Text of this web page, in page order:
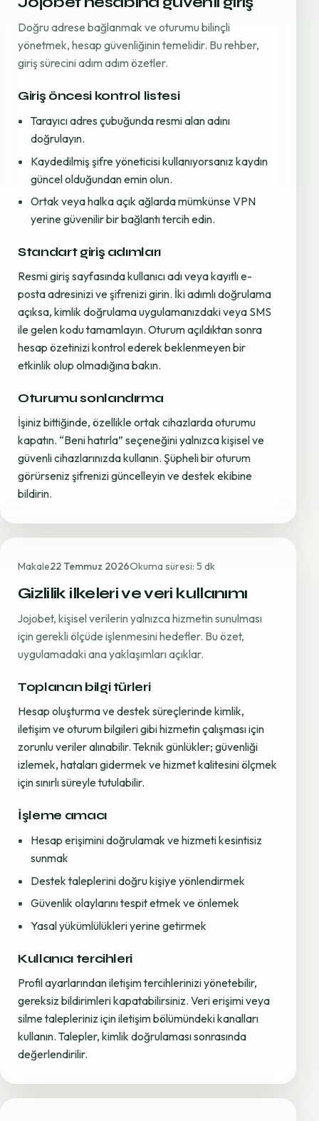
Doğru adrese bağlanmak ve oturumu bilinçli
yönetmek, hesap güvenliğinin temelidir. Bu rehber,
giriş sürecini adım adım özetler.
Giriş öncesi kontrol listesi
Tarayıcı adres çubuğunda resmi alan adını
doğrulayın.
Kaydedilmiş şifre yöneticisi kullanıyorsanız kaydın
güncel olduğundan emin olun.
Ortak veya halka açık ağlarda mümkünse VPN
yerine güvenilir bir bağlantı tercih edin.
Standart giriş adımları
Resmi giriş sayfasında kullanıcı adı veya kayıtlı e-
posta adresinizi ve şifrenizi girin. İki adımlı doğrulama
açıksa, kimlik doğrulama uygulamanızdaki veya SMS
ile gelen kodu tamamlayın. Oturum açıldıktan sonra
hesap özetinizi kontrol ederek beklenmeyen bir
etkinlik olup olmadığına bakın.
Oturumu sonlandırma
İşiniz bittiğinde, özellikle ortak cihazlarda oturumu
kapatın. “Beni hatırla” seçeneğini yalnızca kişisel ve
güvenli cihazlarınızda kullanın. Şüpheli bir oturum
görürseniz şifrenizi güncelleyin ve destek ekibine
bildirin.
Makale22 Temmuz 2026Okuma süresi: 5 dk
Gizlilik ilkeleri ve veri kullanımı
Jojobet, kişisel verilerin yalnızca hizmetin sunulması
için gerekli ölçüde işlenmesini hedefler. Bu özet,
uygulamadaki ana yaklaşımları açıklar.
Toplanan bilgi türleri
Hesap oluşturma ve destek süreçlerinde kimlik,
iletişim ve oturum bilgileri gibi hizmetin çalışması için
zorunlu veriler alınabilir. Teknik günlükler; güvenliği
izlemek, hataları gidermek ve hizmet kalitesini ölçmek
için sınırlı süreyle tutulabilir.
İşleme amacı
Hesap erişimini doğrulamak ve hizmeti kesintisiz
sunmak
Destek taleplerini doğru kişiye yönlendirmek
Güvenlik olaylarını tespit etmek ve önlemek
Yasal yükümlülükleri yerine getirmek
Kullanıcı tercihleri
Profil ayarlarından iletişim tercihlerinizi yönetebilir,
gereksiz bildirimleri kapatabilirsiniz. Veri erişimi veya
silme talepleriniz için iletişim bölümündeki kanalları
kullanın. Talepler, kimlik doğrulaması sonrasında
değerlendirilir.